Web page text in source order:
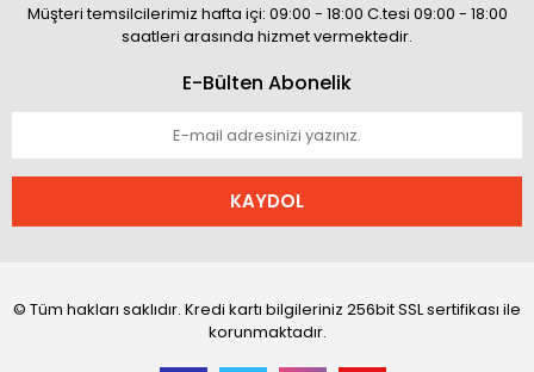
Müşteri temsilcilerimiz hafta içi: 09:00 - 18:00 C.tesi 09:00 - 18:00
saatleri arasında hizmet vermektedir.
E-Bülten Abonelik
KAYDOL
© Tüm hakları saklıdır. Kredi kartı bilgileriniz 256bit SSL sertifikası ile
korunmaktadır.